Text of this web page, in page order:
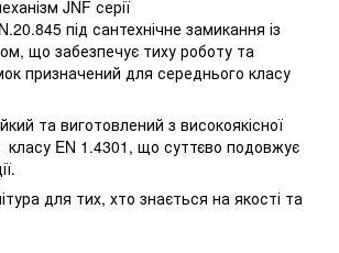
JNF серії
під сантехнічне замикання із
що забезпечує тиху роботу та
призначений для середнього класу
та виготовлений з високоякісної
класу EN 1.4301, що суттєво подовжує
для тих, хто знається на якості та